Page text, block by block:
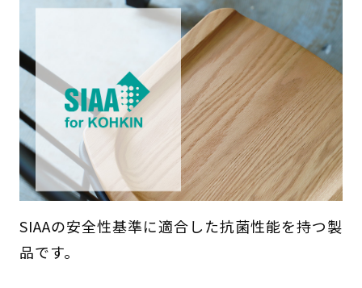
SIAAの安全性基準に適合した抗菌性能を持つ製
品です。